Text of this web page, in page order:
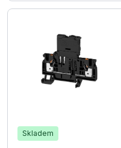
Skladem